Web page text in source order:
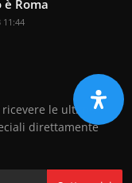
Roma
11:44
le ultime
direttamente